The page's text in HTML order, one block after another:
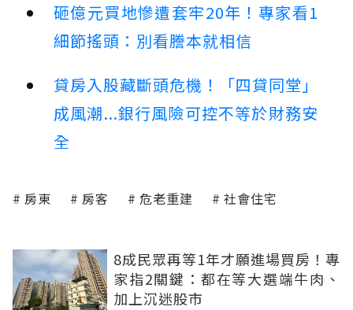
砸億元買地慘遭套牢20年！專家看1
細節搖頭：別看謄本就相信
貸房入股藏斷頭危機！「四貸同堂」
成風潮...銀行風險可控不等於財務安
全
房東 房客 危老重建 社會住宅
8成民眾再等1年才願進場買房！專
家指2關鍵：都在等大選端牛肉、
加上沉迷股市